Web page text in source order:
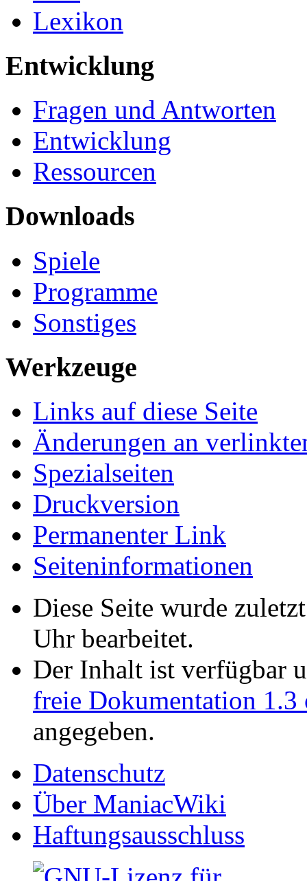
Lexikon
Entwicklung
Fragen und Antworten
Entwicklung
Ressourcen
Downloads
Spiele
Programme
Sonstiges
Werkzeuge
Links auf diese Seite
Änderungen an
Spezialseiten
Druckversion
Permanenter Link
Seiten­informationen
Diese Seite wurde
Uhr bearbeitet.
Der Inhalt ist verfügbar
freie Dokumentation 1.3
angegeben.
Datenschutz
Über ManiacWiki
Haftungsausschluss